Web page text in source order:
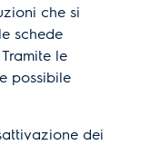
che si
schede
le
possibile
dei